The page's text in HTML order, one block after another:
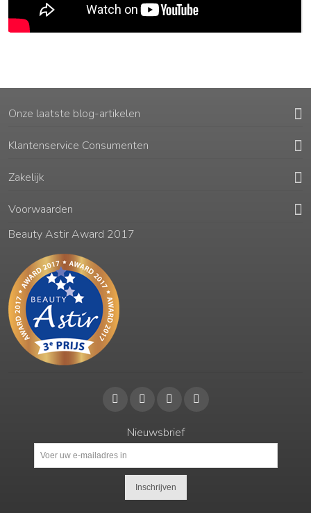
Onze laatste blog-artikelen
Klantenservice Consumenten
Zakelijk
Voorwaarden
Beauty Astir Award 2017
Nieuwsbrief
Inschrijven